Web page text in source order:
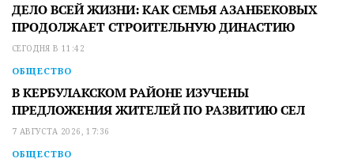
ДЕЛО ВСЕЙ ЖИЗНИ: КАК СЕМЬЯ АЗАНБЕКОВЫХ
ПРОДОЛЖАЕТ СТРОИТЕЛЬНУЮ ДИНАСТИЮ
СЕГОДНЯ В 11:42
ОБЩЕСТВО
В КЕРБУЛАКСКОМ РАЙОНЕ ИЗУЧЕНЫ
ПРЕДЛОЖЕНИЯ ЖИТЕЛЕЙ ПО РАЗВИТИЮ СЕЛ
7 АВГУСТА 2026, 17:36
ОБЩЕСТВО